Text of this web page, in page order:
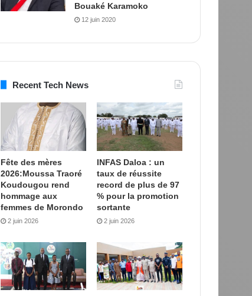
Bouaké Karamoko
12 juin 2020
Recent Tech News
Fête des mères
2026:Moussa Traoré
Koudougou rend
hommage aux
femmes de Morondo
2 juin 2026
INFAS Daloa : un
taux de réussite
record de plus de 97
% pour la promotion
sortante
2 juin 2026